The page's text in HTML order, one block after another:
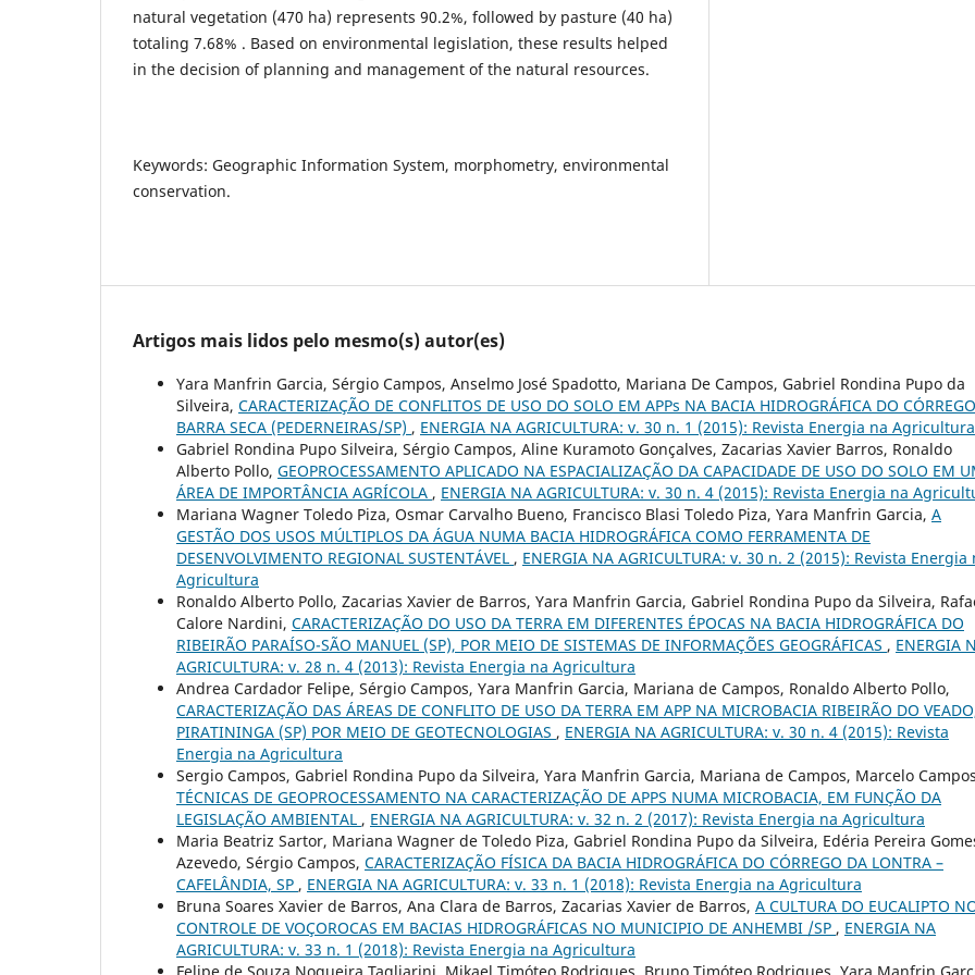
natural vegetation (470 ha) represents 90.2%, followed by pasture (40 ha)
totaling 7.68% . Based on environmental legislation, these results helped
in the decision of planning and management of the natural resources.
Keywords: Geographic Information System, morphometry, environmental
conservation.
Artigos mais lidos pelo mesmo(s) autor(es)
Yara Manfrin Garcia, Sérgio Campos, Anselmo José Spadotto, Mariana De Campos, Gabriel Rondina Pupo da
Silveira, CARACTERIZAÇÃO DE CONFLITOS DE USO DO SOLO EM APPs NA BACIA HIDROGRÁFICA DO CÓRREGO
BARRA SECA (PEDERNEIRAS/SP) , ENERGIA NA AGRICULTURA: v. 30 n. 1 (2015): Revista Energia na Agricultura
Gabriel Rondina Pupo Silveira, Sérgio Campos, Aline Kuramoto Gonçalves, Zacarias Xavier Barros, Ronaldo
Alberto Pollo, GEOPROCESSAMENTO APLICADO NA ESPACIALIZAÇÃO DA CAPACIDADE DE USO DO SOLO EM
ÁREA DE IMPORTÂNCIA AGRÍCOLA , ENERGIA NA AGRICULTURA: v. 30 n. 4 (2015): Revista Energia na
Mariana Wagner Toledo Piza, Osmar Carvalho Bueno, Francisco Blasi Toledo Piza, Yara Manfrin Garcia, A
GESTÃO DOS USOS MÚLTIPLOS DA ÁGUA NUMA BACIA HIDROGRÁFICA COMO FERRAMENTA DE
DESENVOLVIMENTO REGIONAL SUSTENTÁVEL , ENERGIA NA AGRICULTURA: v. 30 n. 2 (2015): Revista Energia
Agricultura
Ronaldo Alberto Pollo, Zacarias Xavier de Barros, Yara Manfrin Garcia, Gabriel Rondina Pupo da Silveira,
Calore Nardini, CARACTERIZAÇÃO DO USO DA TERRA EM DIFERENTES ÉPOCAS NA BACIA HIDROGRÁFICA DO
RIBEIRÃO PARAÍSO-SÃO MANUEL (SP), POR MEIO DE SISTEMAS DE INFORMAÇÕES GEOGRÁFICAS , ENERGIA
AGRICULTURA: v. 28 n. 4 (2013): Revista Energia na Agricultura
Andrea Cardador Felipe, Sérgio Campos, Yara Manfrin Garcia, Mariana de Campos, Ronaldo Alberto Pollo,
CARACTERIZAÇÃO DAS ÁREAS DE CONFLITO DE USO DA TERRA EM APP NA MICROBACIA RIBEIRÃO DO
PIRATININGA (SP) POR MEIO DE GEOTECNOLOGIAS , ENERGIA NA AGRICULTURA: v. 30 n. 4 (2015): Revista
Energia na Agricultura
Sergio Campos, Gabriel Rondina Pupo da Silveira, Yara Manfrin Garcia, Mariana de Campos, Marcelo
TÉCNICAS DE GEOPROCESSAMENTO NA CARACTERIZAÇÃO DE APPS NUMA MICROBACIA, EM FUNÇÃO DA
LEGISLAÇÃO AMBIENTAL , ENERGIA NA AGRICULTURA: v. 32 n. 2 (2017): Revista Energia na Agricultura
Maria Beatriz Sartor, Mariana Wagner de Toledo Piza, Gabriel Rondina Pupo da Silveira, Edéria Pereira
Azevedo, Sérgio Campos, CARACTERIZAÇÃO FÍSICA DA BACIA HIDROGRÁFICA DO CÓRREGO DA LONTRA –
CAFELÂNDIA, SP , ENERGIA NA AGRICULTURA: v. 33 n. 1 (2018): Revista Energia na Agricultura
Bruna Soares Xavier de Barros, Ana Clara de Barros, Zacarias Xavier de Barros, A CULTURA DO EUCALIPTO
CONTROLE DE VOÇOROCAS EM BACIAS HIDROGRÁFICAS NO MUNICIPIO DE ANHEMBI /SP , ENERGIA NA
AGRICULTURA: v. 33 n. 1 (2018): Revista Energia na Agricultura